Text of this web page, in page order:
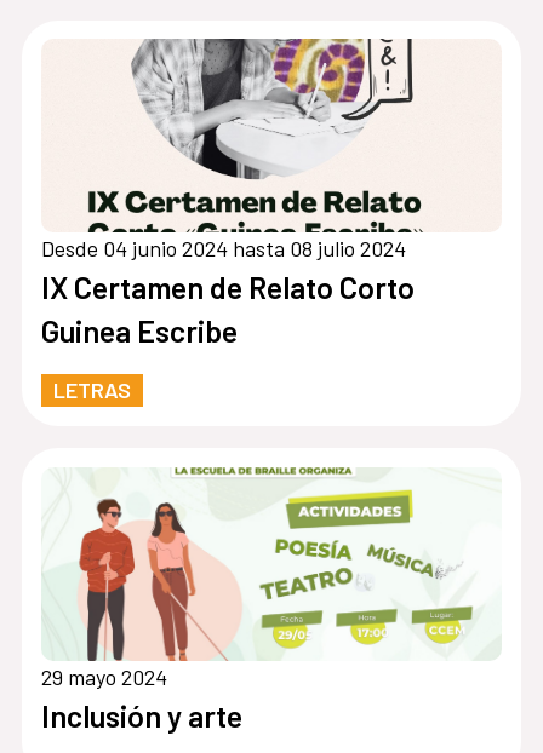
Desde 04 junio 2024 hasta 08 julio 2024
IX Certamen de Relato Corto
Guinea Escribe
LETRAS
29 mayo 2024
Inclusión y arte